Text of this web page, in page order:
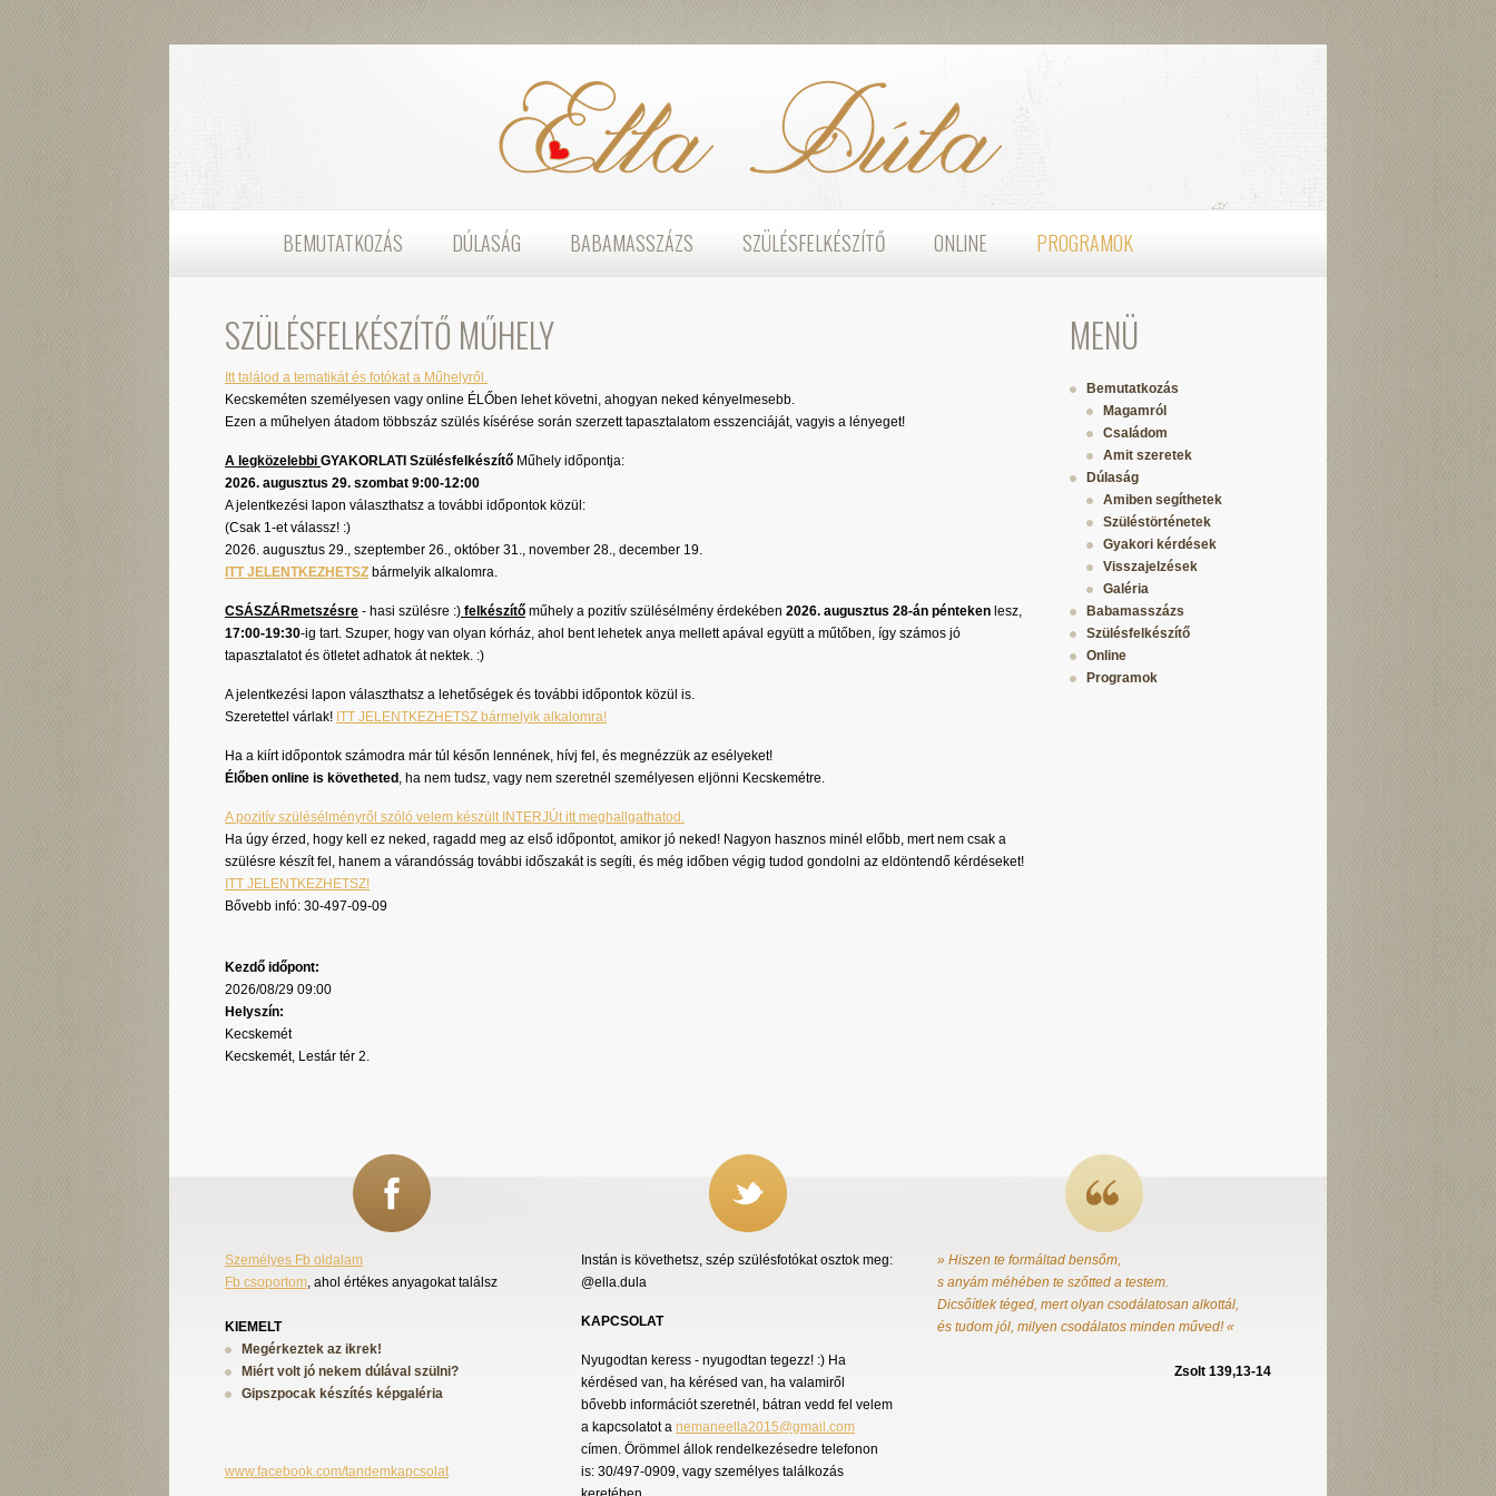
BEMUTATKOZÁS DÚLASÁG BABAMASSZÁZS SZÜLÉSFELKÉSZÍTŐ ONLINE PROGRAMOK
MENÜ
Bemutatkozás
Magamról
Családom
Amit szeretek
Dúlaság
Amiben segíthetek
Szüléstörténetek
Gyakori kérdések
Visszajelzések
Galéria
Babamasszázs
Szülésfelkészítő
Online
Programok
SZÜLÉSFELKÉSZÍTŐ MŰHELY
Itt találod a tematikát és fotókat a Műhelyről.
Kecskeméten személyesen vagy online ÉLŐben lehet követni, ahogyan neked kényelmesebb.
Ezen a műhelyen átadom többszáz szülés kísérése során szerzett tapasztalatom esszenciáját, vagyis a lényeget!
A legközelebbi GYAKORLATI Szülésfelkészítő Műhely időpontja:
2026. augusztus 29. szombat 9:00-12:00
A jelentkezési lapon választhatsz a további időpontok közül:
(Csak 1-et válassz! :)
2026. augusztus 29., szeptember 26., október 31., november 28., december 19.
ITT JELENTKEZHETSZ bármelyik alkalomra.
CSÁSZÁRmetszésre - hasi szülésre :) felkészítő műhely a pozitív szülésélmény érdekében 2026. augusztus 28-án pénteken lesz,
17:00-19:30-ig tart. Szuper, hogy van olyan kórház, ahol bent lehetek anya mellett apával együtt a műtőben, így számos jó
tapasztalatot és ötletet adhatok át nektek. :)
A jelentkezési lapon választhatsz a lehetőségek és további időpontok közül is.
Szeretettel várlak! ITT JELENTKEZHETSZ bármelyik alkalomra!
Ha a kiírt időpontok számodra már túl későn lennének, hívj fel, és megnézzük az esélyeket!
Élőben online is követheted , ha nem tudsz, vagy nem szeretnél személyesen eljönni Kecskemétre.
A pozitív szülésélményről szóló velem készült INTERJÚt itt meghallgathatod.
Ha úgy érzed, hogy kell ez neked, ragadd meg az első időpontot, amikor jó neked! Nagyon hasznos minél előbb, mert nem csak a
szülésre készít fel, hanem a várandósság további időszakát is segíti, és még időben végig tudod gondolni az eldöntendő kérdéseket!
ITT JELENTKEZHETSZ!
Bővebb infó: 30-497-09-09
Kezdő időpont:
2026/08/29 09:00
Helyszín:
Kecskemét
Kecskemét, Lestár tér 2.
Személyes Fb oldalam
Fb csoportom, ahol értékes anyagokat találsz
KIEMELT
Megérkeztek az ikrek!
Miért volt jó nekem dúlával szülni?
Gipszpocak készítés képgaléria
www.facebook.com/tandemkapcsolat
Instán is követhetsz, szép szülésfotókat osztok meg:
@ella.dula
KAPCSOLAT
Nyugodtan keress - nyugodtan tegezz! :) Ha
kérdésed van, ha kérésed van, ha valamiről
bővebb információt szeretnél, bátran vedd fel velem
a kapcsolatot a nemaneella2015@gmail.com
címen. Örömmel állok rendelkezésedre telefonon
is: 30/497-0909, vagy személyes találkozás
» Hiszen te formáltad bensőm,
s anyám méhében te szőtted a testem.
Dicsőítlek téged, mert olyan csodálatosan alkottál,
és tudom jól, milyen csodálatos minden műved! «
Zsolt 139,13-14